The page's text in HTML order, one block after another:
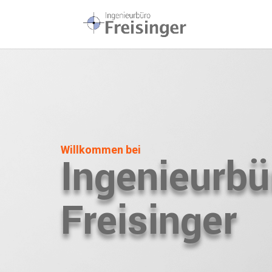
Willkommen bei
Freisinger